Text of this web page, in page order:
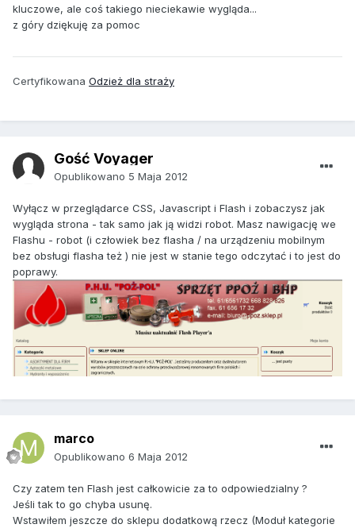
kluczowe, ale coś takiego nieciekawie wygląda...
z góry dziękuję za pomoc
Certyfikowana Odzież dla straży
Gość Voyager
Opublikowano 5 Maja 2012
Wyłącz w przeglądarce CSS, Javascript i Flash i zobaczysz jak
wygląda strona - tak samo jak ją widzi robot. Masz nawigację we
Flashu - robot (i człowiek bez flasha / na urządzeniu mobilnym
bez obsługi flasha też ) nie jest w stanie tego odczytać i to jest do
poprawy.
marco
Opublikowano 6 Maja 2012
Czy zatem ten Flash jest całkowicie za to odpowiedzialny ?
Jeśli tak to go chyba usunę.
Wstawiłem jeszcze do sklepu dodatkową rzecz (Moduł kategorie